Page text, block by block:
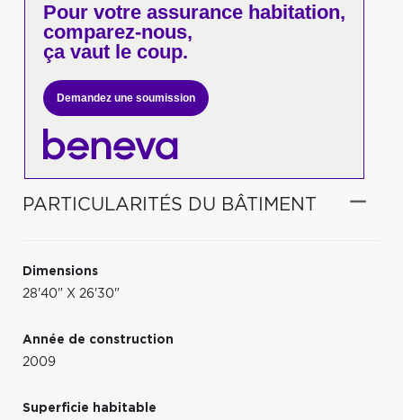
Pour votreassurance habitation,
comparez-nous,
ça vaut le coup.
Demandez une soumission
PARTICULARITÉS DU BÂTIMENT
Dimensions
28'40" X 26'30"
Année de construction
2009
Superficie habitable